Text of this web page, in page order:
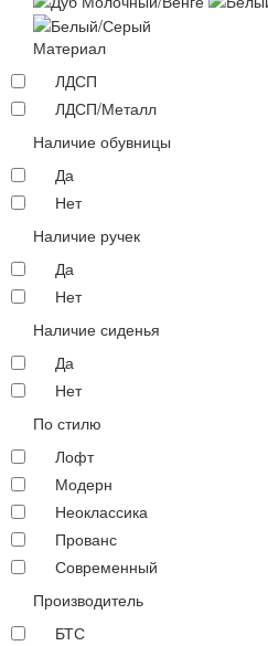
Материал
ЛДСП
ЛДСП/Металл
Наличие обувницы
Да
Нет
Наличие ручек
Да
Нет
Наличие сиденья
Да
Нет
По стилю
Лофт
Модерн
Неоклассика
Прованс
Современный
Производитель
БТС